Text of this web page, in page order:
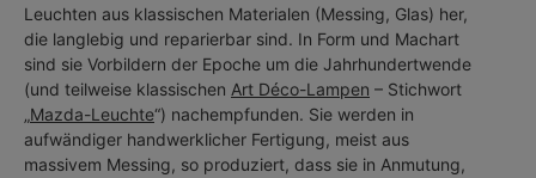
Leuchten aus klassischen Materialen (Messing, Glas) her,
die langlebig und reparierbar sind. In Form und Machart
sind sie Vorbildern der Epoche um die Jahrhundertwende
(und teilweise klassischen Art Déco-Lampen – Stichwort
„ Mazda-Leuchte“) nachempfunden. Sie werden in
aufwändiger handwerklicher Fertigung, meist aus
massivem Messing, so produziert, dass sie in Anmutung,